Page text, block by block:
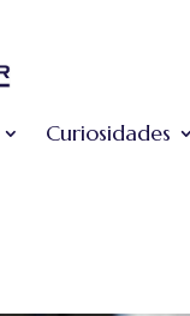
Curiosidades